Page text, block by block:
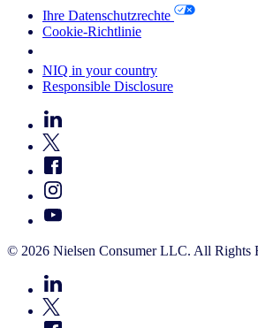
Ihre Datenschutzrechte
Cookie-Richtlinie
NIQ in your country
Responsible Disclosure
© 2026 Nielsen Consumer LLC. All Rights